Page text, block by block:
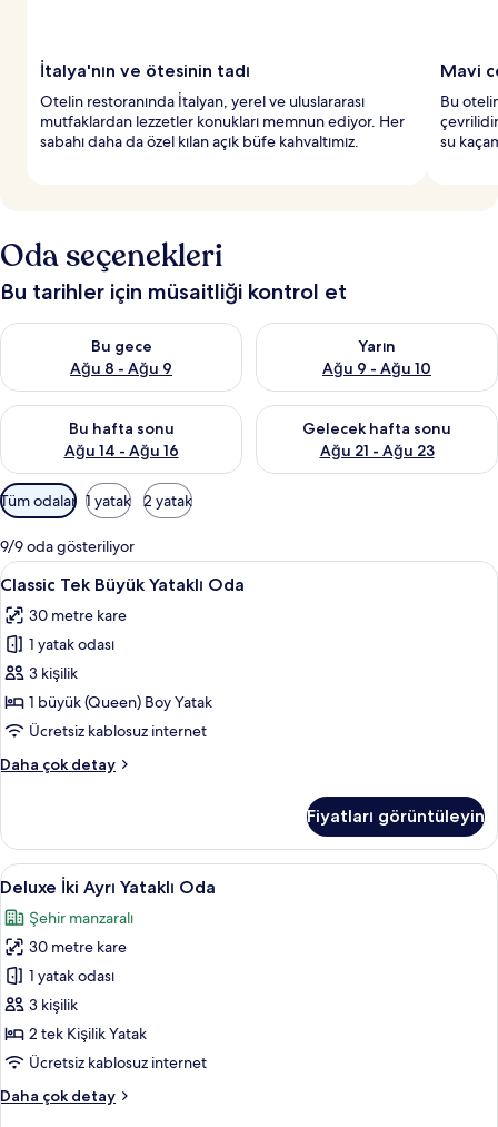
İtalya'nın ve ötesinin tadı
Otelin restoranında İtalyan, yerel ve uluslararası
mutfaklardan lezzetler konukları memnun ediyor. Her
sabahı daha da özel kılan açık büfe kahvaltımız.
Mavi
Bu
su
Oda seçenekleri
Bu tarihler için müsaitliği kontrol et
Bu gece
Ağu 8 - Ağu 9
Bu gece için müsaitliği kontrol et Ağu 8 - Ağu 9
Yarın
Ağu 9 - Ağu 10
Yarın için müsaitliği kontrol
Bu hafta sonu
Ağu 14 - Ağu 16
Bu hafta sonu için müsaitliği kontrol et Ağu 14 - Ağu 16
Gelecek hafta sonu
Ağu 21 - Ağu 23
Önümüzdeki hafta sonu için
Odalar
için
mevcut
filtreler
Tüm odalar 1 yatak 2 yatak
9/9 oda gösteriliyor
Classic
Tek
Büyük
Yataklı
Oda
için
tüm
görün
Classic Tek Büyük Yataklı Oda |
6
Classic Tek Büyük Yataklı Oda
30 metre kare
1 yatak odası
3 kişilik
1 büyük (Queen) Boy Yatak
Ücretsiz kablosuz internet
Daha çok detay
Classic
Oda
hakkında
daha
detay
Fiyatları görüntüleyin
Deluxe
İki
Ayrı
Yataklı
Oda
için
tüm
fotoğrafları
Deluxe İki Ayrı Yataklı Oda | Kaliteli
6
Deluxe İki Ayrı Yataklı Oda
Şehir manzaralı
30 metre kare
1 yatak odası
3 kişilik
2 tek Kişilik Yatak
Ücretsiz kablosuz internet
Daha çok detay
Deluxe